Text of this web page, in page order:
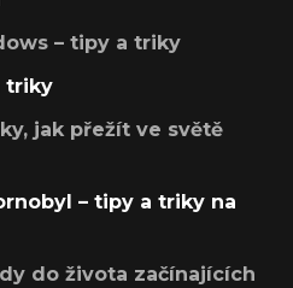
– tipy a triky
triky
jak přežít ve světě
– tipy a triky na
do života začínajících